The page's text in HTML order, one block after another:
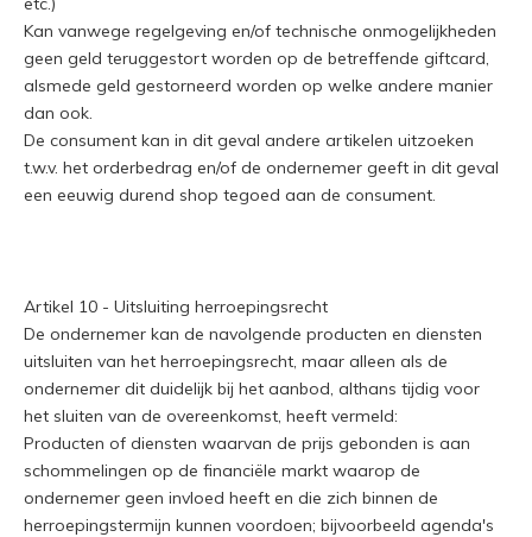
Kan vanwege regelgeving en/of technische onmogelijkheden
geen geld teruggestort worden op de betreffende giftcard,
alsmede geld gestorneerd worden op welke andere manier
dan ook.
De consument kan in dit geval andere artikelen uitzoeken
t.w.v. het orderbedrag en/of de ondernemer geeft in dit geval
een eeuwig durend shop tegoed aan de consument.
Artikel 10 - Uitsluiting herroepingsrecht
De ondernemer kan de navolgende producten en diensten
uitsluiten van het herroepingsrecht, maar alleen als de
ondernemer dit duidelijk bij het aanbod, althans tijdig voor
het sluiten van de overeenkomst, heeft vermeld:
Producten of diensten waarvan de prijs gebonden is aan
schommelingen op de financiële markt waarop de
ondernemer geen invloed heeft en die zich binnen de
herroepingstermijn kunnen voordoen; bijvoorbeeld agenda's